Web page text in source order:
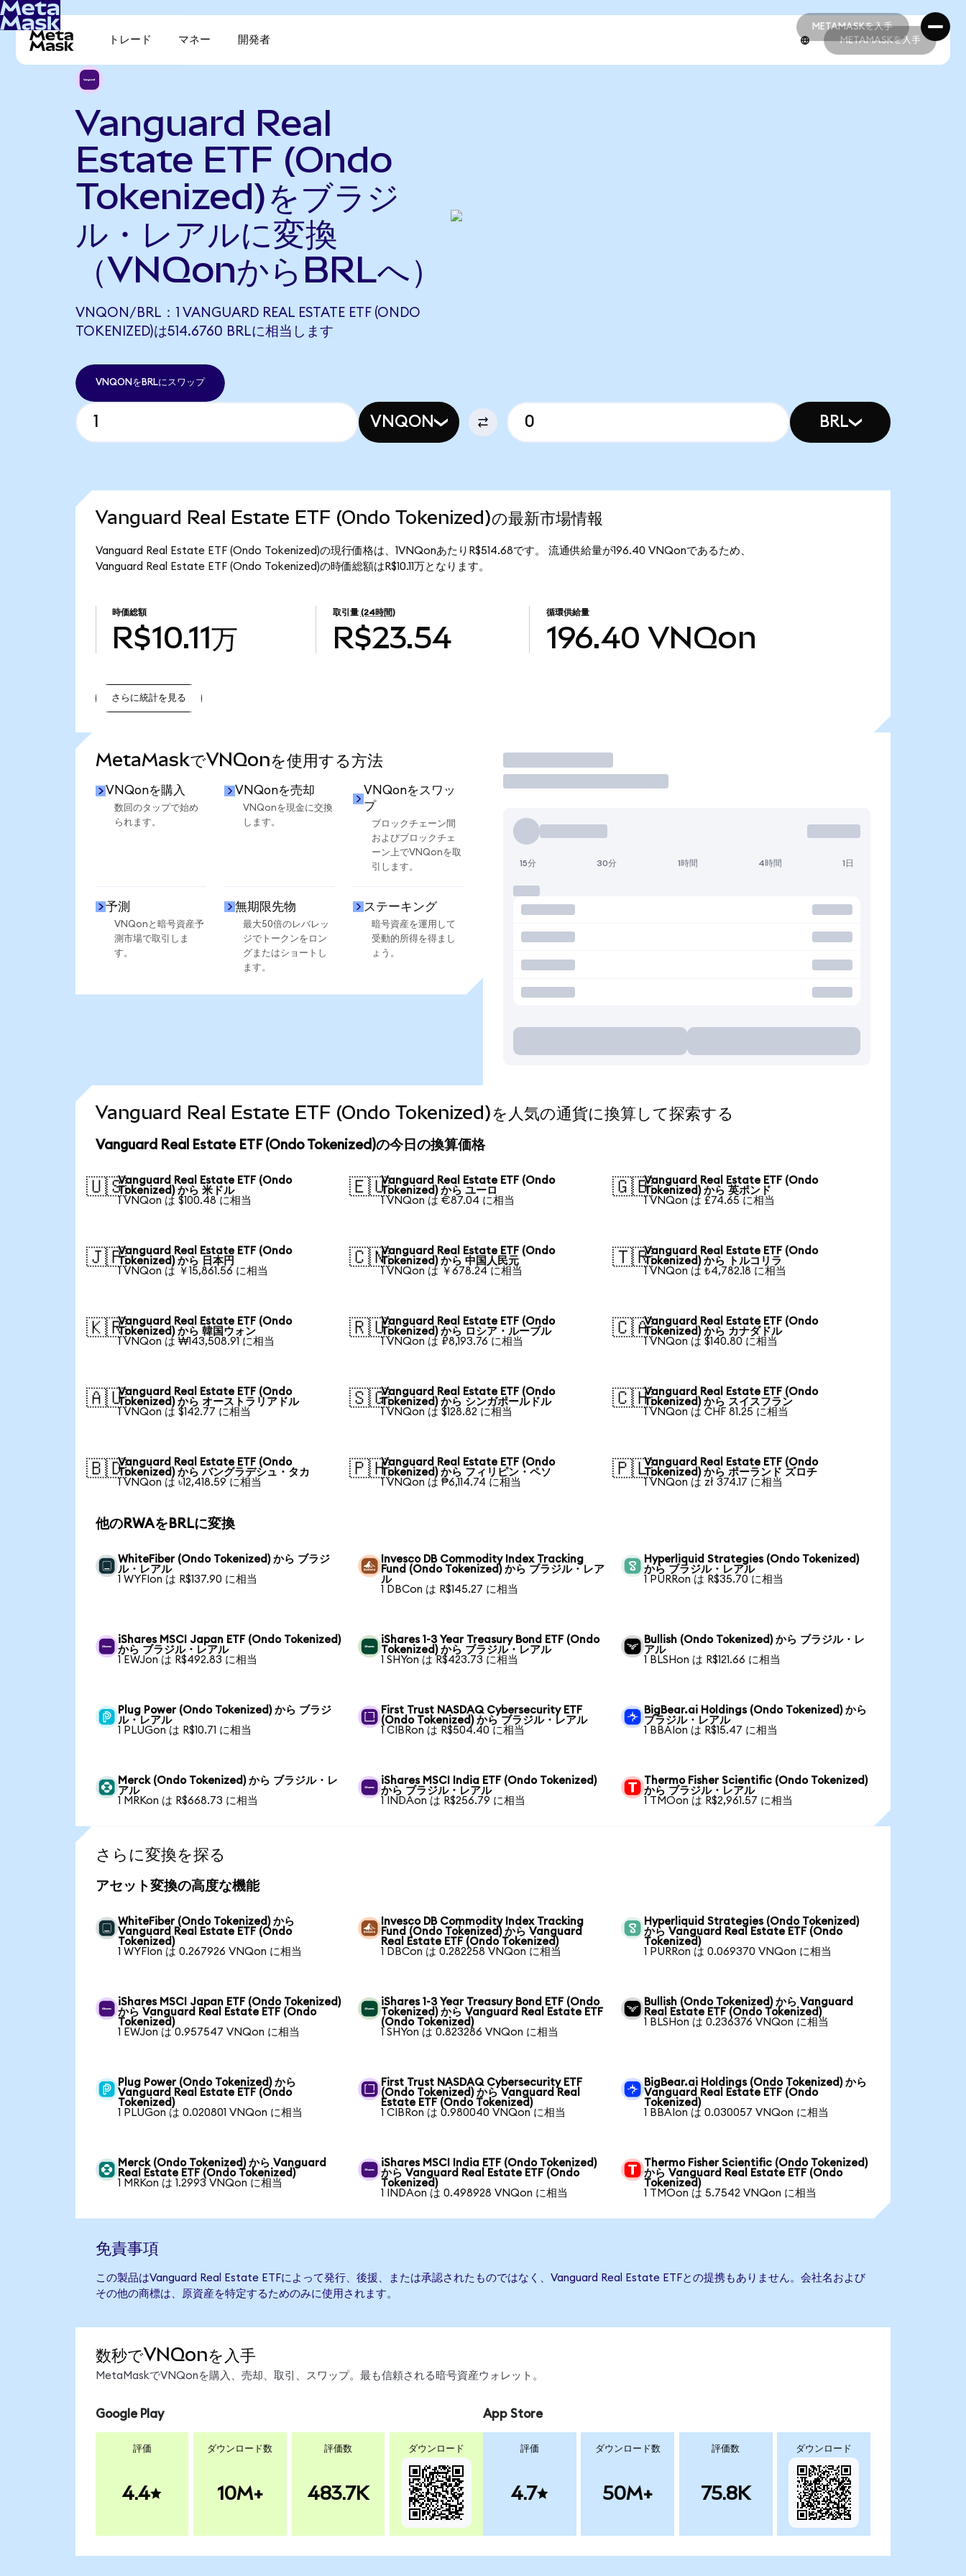
METAMASKを入手
METAMASKを入手
トレード マネー 開発者 METAMASKを入手
Vanguard Real
Estate ETF (Ondo
Tokenized)をブラジ
ル・レアルに変換
（VNQonからBRLへ）
VNQON/BRL：1 VANGUARD REAL ESTATE ETF (ONDO
TOKENIZED)は514.6760 BRLに相当します
VNQONをBRLにスワップ
VNQON BRL
Vanguard Real Estate ETF (Ondo Tokenized)の最新市場情報
Vanguard Real Estate ETF (Ondo Tokenized)の現行価格は、1VNQonあたりR$514.68です。 流通供給量が196.40 VNQonであるため、
Vanguard Real Estate ETF (Ondo Tokenized)の時価総額はR$10.11万となります。
時価総額
R$10.11万
取引量 (24時間)
R$23.54
循環供給量
196.40 VNQon
さらに統計を見る
MetaMaskでVNQonを使用する方法
VNQonを購入
数回のタップで始め
られます。
VNQonを売却
VNQonを現金に交換
します。
VNQonをスワッ
プ
ブロックチェーン間
およびブロックチェ
ーン上でVNQonを取
引します。
予測
VNQonと暗号資産予
測市場で取引しま
す。
無期限先物
最大50倍のレバレッ
ジでトークンをロン
グまたはショートし
ます。
ステーキング
暗号資産を運用して
受動的所得を得まし
ょう。
取引
15分 30分 1時間 4時間 1日
Vanguard Real Estate ETF (Ondo Tokenized)を人気の通貨に換算して探索する
Vanguard Real Estate ETF (Ondo Tokenized)の今日の換算価格
🇺🇸Vanguard Real Estate ETF (Ondo
Tokenized) から 米ドル
1 VNQon は $100.48 に相当
🇪🇺Vanguard Real Estate ETF (Ondo
Tokenized) から ユーロ
1 VNQon は €87.04 に相当
🇬🇧Vanguard Real Estate ETF (Ondo
Tokenized) から 英ポンド
1 VNQon は £74.65 に相当
🇯🇵Vanguard Real Estate ETF (Ondo
Tokenized) から 日本円
1 VNQon は ￥15,861.56 に相当
🇨🇳Vanguard Real Estate ETF (Ondo
Tokenized) から 中国人民元
1 VNQon は ￥678.24 に相当
🇹🇷Vanguard Real Estate ETF (Ondo
Tokenized) から トルコリラ
1 VNQon は ₺4,782.18 に相当
🇰🇷Vanguard Real Estate ETF (Ondo
Tokenized) から 韓国ウォン
1 VNQon は ₩143,508.91 に相当
🇷🇺Vanguard Real Estate ETF (Ondo
Tokenized) から ロシア・ルーブル
1 VNQon は ₽8,193.76 に相当
🇨🇦Vanguard Real Estate ETF (Ondo
Tokenized) から カナダドル
1 VNQon は $140.80 に相当
🇦🇺Vanguard Real Estate ETF (Ondo
Tokenized) から オーストラリアドル
1 VNQon は $142.77 に相当
🇸🇬Vanguard Real Estate ETF (Ondo
Tokenized) から シンガポールドル
1 VNQon は $128.82 に相当
🇨🇭Vanguard Real Estate ETF (Ondo
Tokenized) から スイスフラン
1 VNQon は CHF 81.25 に相当
🇧🇩Vanguard Real Estate ETF (Ondo
Tokenized) から バングラデシュ・タカ
1 VNQon は ৳12,418.59 に相当
🇵🇭Vanguard Real Estate ETF (Ondo
Tokenized) から フィリピン・ペソ
1 VNQon は ₱6,114.74 に相当
🇵🇱Vanguard Real Estate ETF (Ondo
Tokenized) から ポーランド ズロチ
1 VNQon は zł 374.17 に相当
他のRWAをBRLに変換
WhiteFiber (Ondo Tokenized) から ブラジ
ル・レアル
1 WYFIon は R$137.90 に相当
Invesco DB Commodity Index Tracking
Fund (Ondo Tokenized) から ブラジル・レア
ル
1 DBCon は R$145.27 に相当
Hyperliquid Strategies (Ondo Tokenized)
から ブラジル・レアル
1 PURRon は R$35.70 に相当
iShares MSCI Japan ETF (Ondo Tokenized)
から ブラジル・レアル
1 EWJon は R$492.83 に相当
iShares 1-3 Year Treasury Bond ETF (Ondo
Tokenized) から ブラジル・レアル
1 SHYon は R$423.73 に相当
Bullish (Ondo Tokenized) から ブラジル・レ
アル
1 BLSHon は R$121.66 に相当
Plug Power (Ondo Tokenized) から ブラジ
ル・レアル
1 PLUGon は R$10.71 に相当
First Trust NASDAQ Cybersecurity ETF
(Ondo Tokenized) から ブラジル・レアル
1 CIBRon は R$504.40 に相当
BigBear.ai Holdings (Ondo Tokenized) から
ブラジル・レアル
1 BBAIon は R$15.47 に相当
Merck (Ondo Tokenized) から ブラジル・レ
アル
1 MRKon は R$668.73 に相当
iShares MSCI India ETF (Ondo Tokenized)
から ブラジル・レアル
1 INDAon は R$256.79 に相当
Thermo Fisher Scientific (Ondo Tokenized)
から ブラジル・レアル
1 TMOon は R$2,961.57 に相当
さらに変換を探る
アセット変換の高度な機能
WhiteFiber (Ondo Tokenized) から
Vanguard Real Estate ETF (Ondo
Tokenized)
1 WYFIon は 0.267926 VNQon に相当
Invesco DB Commodity Index Tracking
Fund (Ondo Tokenized) から Vanguard
Real Estate ETF (Ondo Tokenized)
1 DBCon は 0.282258 VNQon に相当
Hyperliquid Strategies (Ondo Tokenized)
から Vanguard Real Estate ETF (Ondo
Tokenized)
1 PURRon は 0.069370 VNQon に相当
iShares MSCI Japan ETF (Ondo Tokenized)
から Vanguard Real Estate ETF (Ondo
Tokenized)
1 EWJon は 0.957547 VNQon に相当
iShares 1-3 Year Treasury Bond ETF (Ondo
Tokenized) から Vanguard Real Estate ETF
(Ondo Tokenized)
1 SHYon は 0.823286 VNQon に相当
Bullish (Ondo Tokenized) から Vanguard
Real Estate ETF (Ondo Tokenized)
1 BLSHon は 0.236376 VNQon に相当
Plug Power (Ondo Tokenized) から
Vanguard Real Estate ETF (Ondo
Tokenized)
1 PLUGon は 0.020801 VNQon に相当
First Trust NASDAQ Cybersecurity ETF
(Ondo Tokenized) から Vanguard Real
Estate ETF (Ondo Tokenized)
1 CIBRon は 0.980040 VNQon に相当
BigBear.ai Holdings (Ondo Tokenized) から
Vanguard Real Estate ETF (Ondo
Tokenized)
1 BBAIon は 0.030057 VNQon に相当
Merck (Ondo Tokenized) から Vanguard
Real Estate ETF (Ondo Tokenized)
1 MRKon は 1.2993 VNQon に相当
iShares MSCI India ETF (Ondo Tokenized)
から Vanguard Real Estate ETF (Ondo
Tokenized)
1 INDAon は 0.498928 VNQon に相当
Thermo Fisher Scientific (Ondo Tokenized)
から Vanguard Real Estate ETF (Ondo
Tokenized)
1 TMOon は 5.7542 VNQon に相当
免責事項
この製品はVanguard Real Estate ETFによって発行、後援、または承認されたものではなく、Vanguard Real Estate ETFとの提携もありません。会社名および
その他の商標は、原資産を特定するためのみに使用されます。
数秒でVNQonを入手
MetaMaskでVNQonを購入、売却、取引、スワップ。最も信頼される暗号資産ウォレット。
Google Play
評価
4.4
ダウンロード数
10M+
評価数
483.7K
ダウンロード
App Store
評価
4.7
ダウンロード数
50M+
評価数
75.8K
ダウンロード